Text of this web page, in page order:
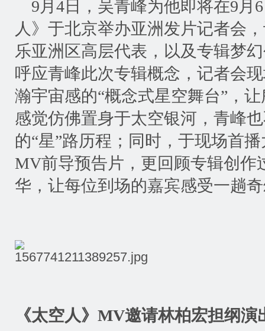
9月 4日，吴青峰为他即将在9月 6
人》于北京举办亚洲发片记者会
乐亚洲区高层代表，以及专辑梦
呼应青峰此次专辑概念，记者会
瀚宇宙感的“概念式星空舞台” ，
感觉仿佛置身于太空银河，青峰
的“星”路历程；同时，于现场首
MV前导预告片，更回顾专辑创作
华，让每位到场的嘉宾感受一趟
《太空人》 MV邀请林柏宏担纲演